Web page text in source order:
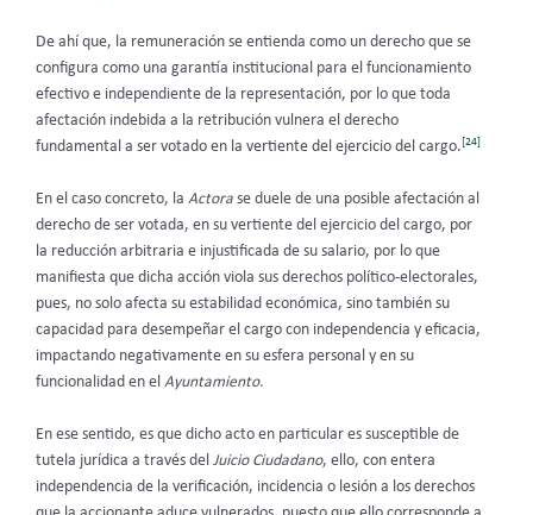
De ahí que, la remuneración se entienda como un derecho que se
configura como una garantía institucional para el funcionamiento
efectivo e independiente de la representación, por lo que toda
afectación indebida a la retribución vulnera el derecho
fundamental a ser votado en la vertiente del ejercicio del cargo.[24]
En el caso concreto, la Actora se duele de una posible afectación al
derecho de ser votada, en su vertiente del ejercicio del cargo, por
la reducción arbitraria e injustificada de su salario, por lo que
manifiesta que dicha acción viola sus derechos político-electorales,
pues, no solo afecta su estabilidad económica, sino también su
capacidad para desempeñar el cargo con independencia y eficacia,
impactando negativamente en su esfera personal y en su
funcionalidad en el Ayuntamiento.
En ese sentido, es que dicho acto en particular es susceptible de
tutela jurídica a través del Juicio Ciudadano, ello, con entera
independencia de la verificación, incidencia o lesión a los derechos